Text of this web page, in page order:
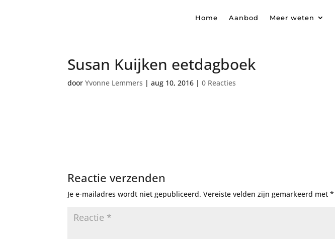
Home Aanbod Meer weten
Susan Kuijken eetdagboek
doorYvonne Lemmers |aug 10, 2016 |0 Reacties
Reactie verzenden
Je e-mailadres wordt niet gepubliceerd. Vereiste velden zijn gemarkeerd met*